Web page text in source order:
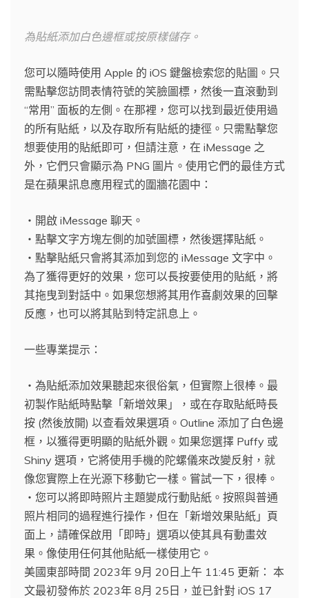
為貼紙添加白色邊框或按原樣儲存。
您可以隨時使用 Apple 的 iOS 鍵盤檢索您的貼圖。只
需點擊您訪問表情符號的笑臉圖標，然後一直滾動到
“常用” 面板的左側。在那裡，您可以找到最近使用過
的所有貼紙，以及存取所有貼紙的捷徑。只需點擊您
想要使用的貼紙即可，但請注意，在 iMessage 之
外，它們只會顯示為 PNG 圖片。使用它們的最佳方式
是在蘋果訊息應用程式的圍牆花園中：
・開啟 iMessage 聊天。
・點擊文字方塊左側的加號圖標，然後選擇貼紙。
・點擊貼紙只會將其添加到您的 iMessage 文字中。
為了獲得更好的效果，您可以長按要使用的貼紙，將
其拖曳到對話中。如果您想將其用作喜劇效果的回擊
反應，也可以將其貼到特定訊息上。
一些專業提示：
・為貼紙添加效果聽起來很俗氣，但實際上很棒。最
初製作貼紙時點擊「新增效果」，或在存取貼紙時長
按 (然後放開) 以查看效果選項。Outline 添加了白色邊
框，以獲得更明顯的貼紙外觀。如果您選擇 Puffy 或
Shiny 選項，它將使用手機的陀螺儀來改變反射，就
像您實際上在光源下移動它一樣。嘗試一下，很棒。
・您可以將即時照片主題變成行動貼紙。按照與普通
照片相同的過程進行操作，但在「新增效果貼紙」頁
面上，請確保啟用「即時」選項以使其具有動畫效
果。像使用任何其他貼紙一樣使用它。
美國東部時間 2023年 9月 20日上午 11:45 更新： 本
文最初發佈於 2023年 8月 25日，並已針對 iOS 17